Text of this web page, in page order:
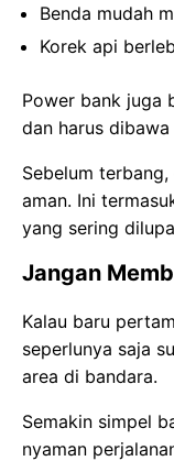
Benda mudah
Korek api
Power bank juga
dan harus
Sebelum
aman. Ini
yang sering
Jangan
Kalau baru
seperlunya saja
area di bandara.
Semakin simpel
nyaman